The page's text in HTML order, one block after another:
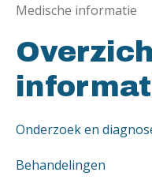
Medische informatie
Onderzoek en
Behandelingen